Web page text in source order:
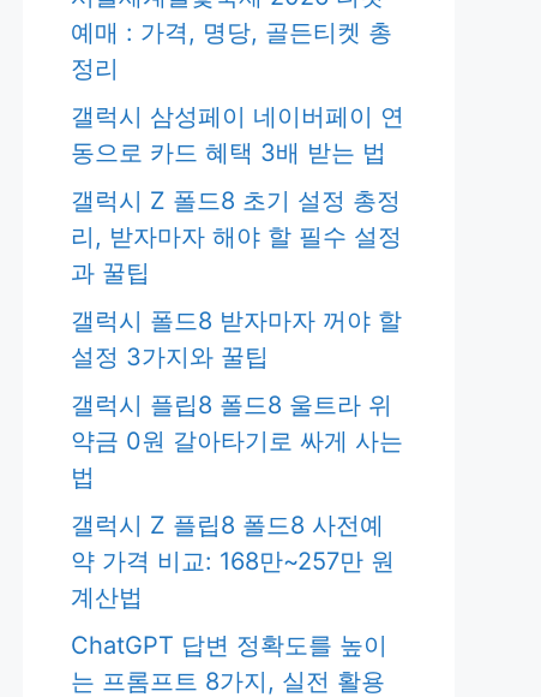
예매 : 가격, 명당, 골든티켓 총
정리
갤럭시 삼성페이 네이버페이 연
동으로 카드 혜택 3배 받는 법
갤럭시 Z 폴드8 초기 설정 총정
리, 받자마자 해야 할 필수 설정
과 꿀팁
갤럭시 폴드8 받자마자 꺼야 할
설정 3가지와 꿀팁
갤럭시 플립8 폴드8 울트라 위
약금 0원 갈아타기로 싸게 사는
법
갤럭시 Z 플립8 폴드8 사전예
약 가격 비교: 168만~257만 원
계산법
ChatGPT 답변 정확도를 높이
는 프롬프트 8가지, 실전 활용